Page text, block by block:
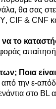
θα σας
& CNF
το
Ποια
την ε-
στο